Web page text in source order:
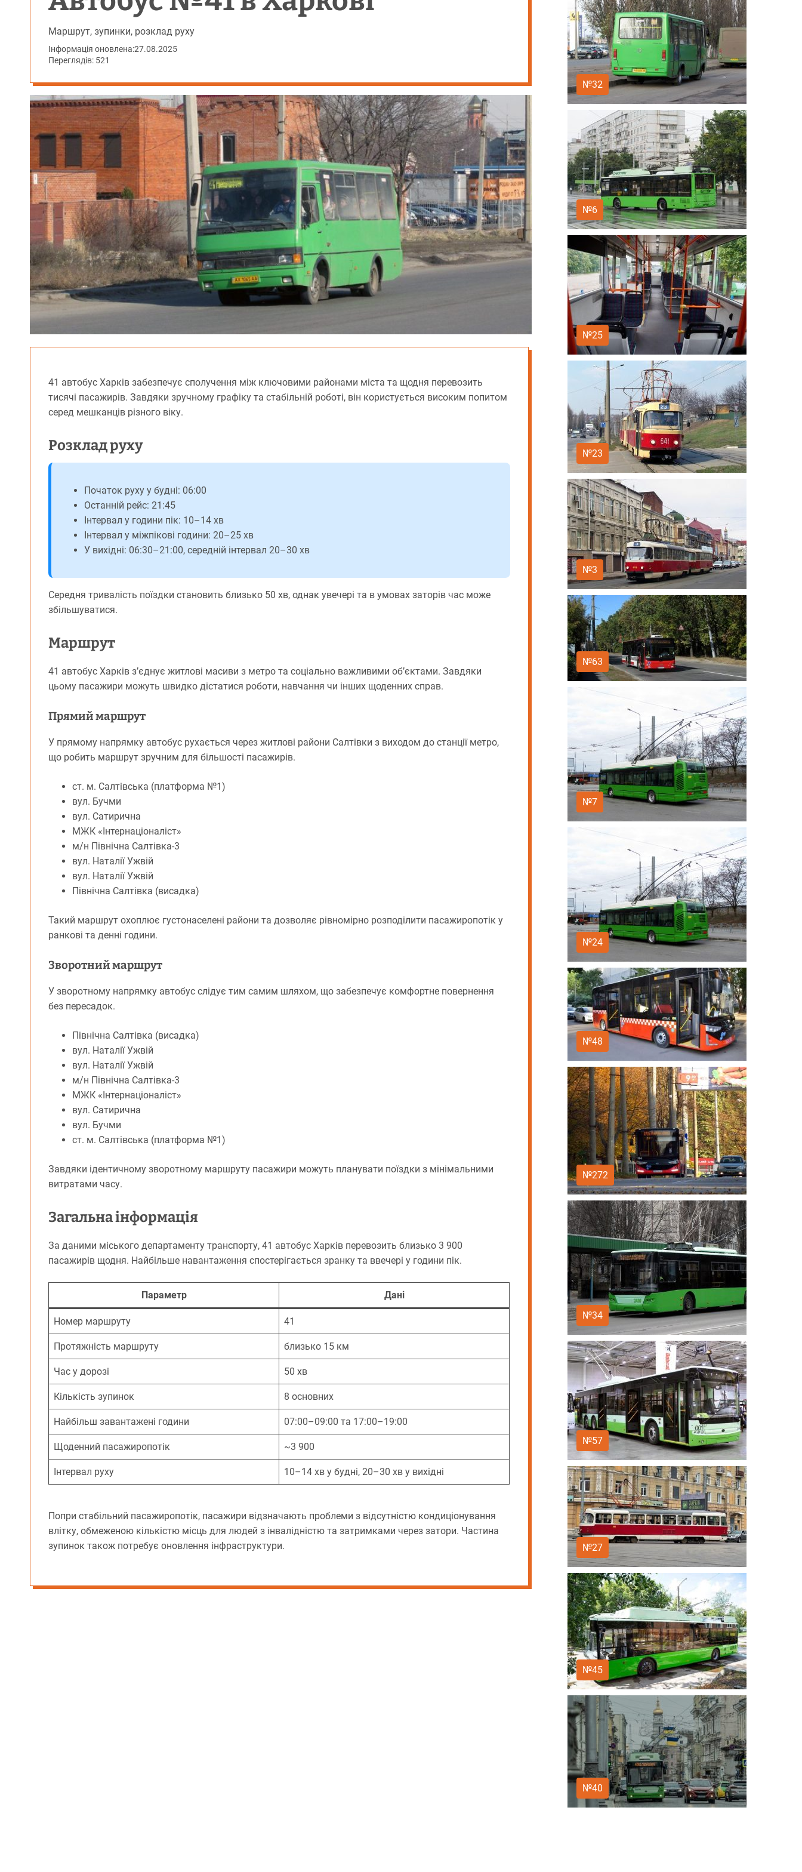
Маршрут, зупинки, розклад руху
Інформація оновлена:27.08.2025
Переглядів: 521
41 автобус Харків забезпечує сполучення між ключовими районами міста та щодня перевозить
тисячі пасажирів. Завдяки зручному графіку та стабільній роботі, він користується високим попитом
серед мешканців різного віку.
Розклад руху
Початок руху у будні: 06:00
Останній рейс: 21:45
Інтервал у години пік: 10–14 хв
Інтервал у міжпікові години: 20–25 хв
У вихідні: 06:30–21:00, середній інтервал 20–30 хв
Середня тривалість поїздки становить близько 50 хв, однак увечері та в умовах заторів час може
збільшуватися.
Маршрут
41 автобус Харків з’єднує житлові масиви з метро та соціально важливими об’єктами. Завдяки
цьому пасажири можуть швидко дістатися роботи, навчання чи інших щоденних справ.
Прямий маршрут
У прямому напрямку автобус рухається через житлові райони Салтівки з виходом до станції метро,
що робить маршрут зручним для більшості пасажирів.
ст. м. Салтівська (платформа №1)
вул. Бучми
вул. Сатирична
МЖК «Інтернаціоналіст»
м/н Північна Салтівка-3
вул. Наталії Ужвій
вул. Наталії Ужвій
Північна Салтівка (висадка)
Такий маршрут охоплює густонаселені райони та дозволяє рівномірно розподілити пасажиропотік у
ранкові та денні години.
Зворотний маршрут
У зворотному напрямку автобус слідує тим самим шляхом, що забезпечує комфортне повернення
без пересадок.
Північна Салтівка (висадка)
вул. Наталії Ужвій
вул. Наталії Ужвій
м/н Північна Салтівка-3
МЖК «Інтернаціоналіст»
вул. Сатирична
вул. Бучми
ст. м. Салтівська (платформа №1)
Завдяки ідентичному зворотному маршруту пасажири можуть планувати поїздки з мінімальними
витратами часу.
Загальна інформація
За даними міського департаменту транспорту, 41 автобус Харків перевозить близько 3 900
пасажирів щодня. Найбільше навантаження спостерігається зранку та ввечері у години пік.
Параметр Дані
Номер маршруту 41
Протяжність маршруту близько 15 км
Час у дорозі 50 хв
Кількість зупинок 8 основних
Найбільш завантажені години 07:00–09:00 та 17:00–19:00
Щоденний пасажиропотік ~3 900
Інтервал руху 10–14 хв у будні, 20–30 хв у вихідні
Попри стабільний пасажиропотік, пасажири відзначають проблеми з відсутністю кондиціонування
влітку, обмеженою кількістю місць для людей з інвалідністю та затримками через затори. Частина
зупинок також потребує оновлення інфраструктури.
№32
№6
№25
№23
№3
№63
№7
№24
№48
№272
№34
№57
№27
№45
№40